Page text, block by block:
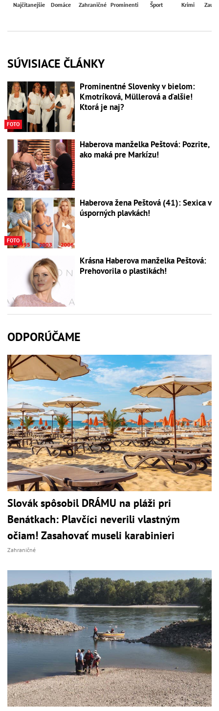
Najčítanejšie Domáce Zahraničné Prominenti Šport Krimi
SÚVISIACE ČLÁNKY
FOTO
Prominentné Slovenky v bielom:
Kmotríková, Müllerová a ďalšie!
Ktorá je naj?
Haberova manželka Peštová: Pozrite,
ako maká pre Markízu!
FOTO
Haberova žena Peštová (41): Sexica v
úsporných plavkách!
Krásna Haberova manželka Peštová:
Prehovorila o plastikách!
ODPORÚČAME
Slovák spôsobil DRÁMU na pláži pri
Benátkach: Plavčíci neverili vlastným
očiam! Zasahovať museli karabinieri
Zahraničné